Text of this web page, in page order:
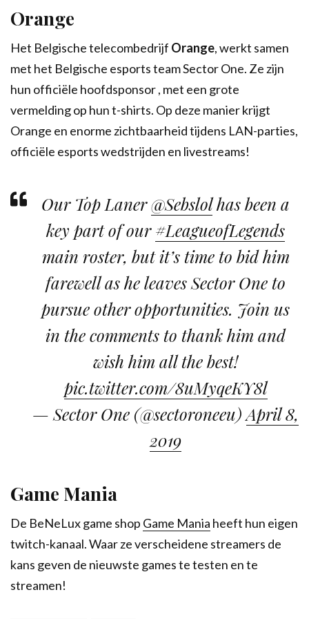
Orange
Het Belgische telecombedrijf Orange, werkt samen
met het Belgische esports team Sector One. Ze zijn
hun officiële hoofdsponsor , met een grote
vermelding op hun t-shirts. Op deze manier krijgt
Orange en enorme zichtbaarheid tijdens LAN-parties,
officiële esports wedstrijden en livestreams!
Our Top Laner@Sebslolhas been a
key part of our#LeagueofLegends
main roster, but it’s time to bid him
farewell as he leaves Sector One to
pursue other opportunities. Join us
in the comments to thank him and
wish him all the best!
pic.twitter.com/8uMyqeKY8l
— Sector One (@sectoroneeu)April 8,
2019
Game Mania
De BeNeLux game shop Game Mania heeft hun eigen
twitch-kanaal. Waar ze verscheidene streamers de
kans geven de nieuwste games te testen en te
streamen!